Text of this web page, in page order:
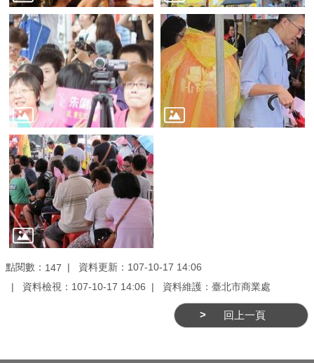
記
服
務
商
業
管
理
商
業
發
展
與
點閱數： 147
資料更新：107-10-17 14:06
資料檢視：107-10-17 14:06
資料維護：臺北市商業處
回上一頁